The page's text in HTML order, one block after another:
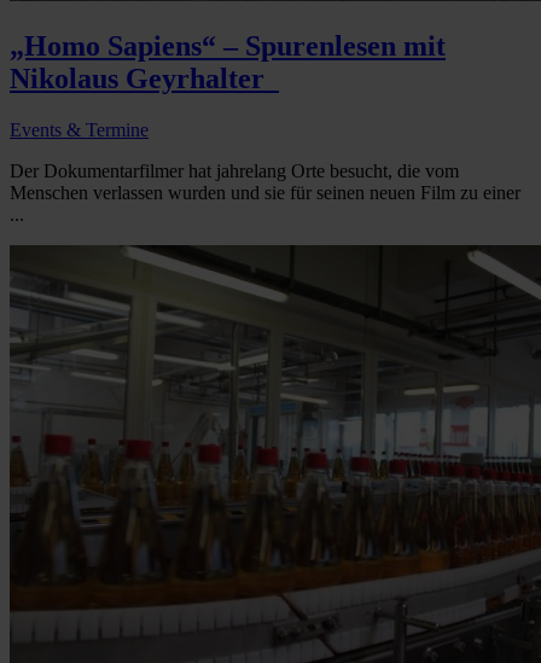
„Homo Sapiens“ – Spurenlesen mit
Nikolaus Geyrhalter
Events & Termine
Der Dokumentarfilmer hat jahrelang Orte besucht, die vom
Menschen verlassen wurden und sie für seinen neuen Film zu einer
...